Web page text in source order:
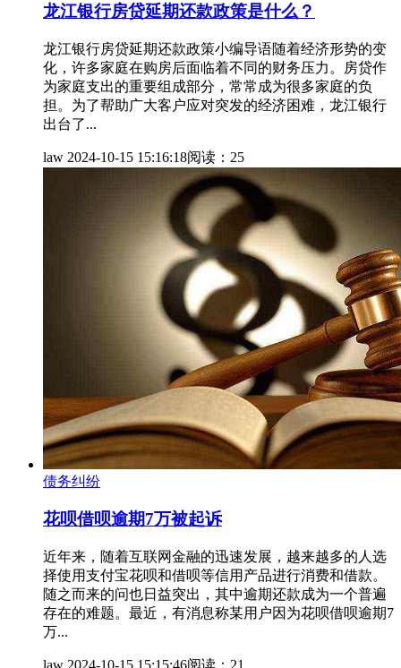
龙江银行房贷延期还款政策是什么？
龙江银行房贷延期还款政策小编导语随着经济形势的变
化，许多家庭在购房后面临着不同的财务压力。房贷作
为家庭支出的重要组成部分，常常成为很多家庭的负
担。为了帮助广大客户应对突发的经济困难，龙江银行
出台了...
law 2024-10-15 15:16:18阅读：25
债务纠纷
花呗借呗逾期7万被起诉
近年来，随着互联网金融的迅速发展，越来越多的人选
择使用支付宝花呗和借呗等信用产品进行消费和借款。
随之而来的问也日益突出，其中逾期还款成为一个普遍
存在的难题。最近，有消息称某用户因为花呗借呗逾期7
万...
law 2024-10-15 15:15:46阅读：21